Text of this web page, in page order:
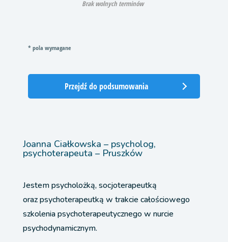
Brak wolnych terminów
* pola wymagane
Przejdź do podsumowania
Joanna Ciałkowska – psycholog,
psychoterapeuta – Pruszków
Jestem psycholożką, socjoterapeutką
oraz psychoterapeutką w trakcie całościowego
szkolenia psychoterapeutycznego w nurcie
psychodynamicznym.